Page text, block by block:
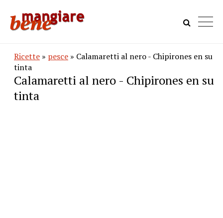
Ricette » pesce » Calamaretti al nero - Chipirones en su
tinta
Calamaretti al nero - Chipirones en su
tinta